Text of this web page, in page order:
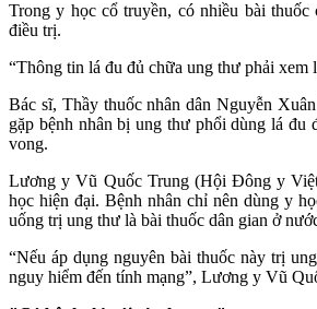
Trong y học cổ truyền, có nhiều bài
điều trị.
“Thông tin lá đu đủ chữa ung thư phải
Bác sĩ, Thầy thuốc nhân dân Nguyễn
gặp bệnh nhân bị ung thư phổi dùng lá đu
vong.
Lương y Vũ Quốc Trung (Hội Đông y
học hiện đại. Bệnh nhân chỉ nên dùng y
uống trị ung thư là bài thuốc dân gian ở
“Nếu áp dụng nguyên bài thuốc này trị
nguy hiểm đến tính mạng”, Lương y Vũ